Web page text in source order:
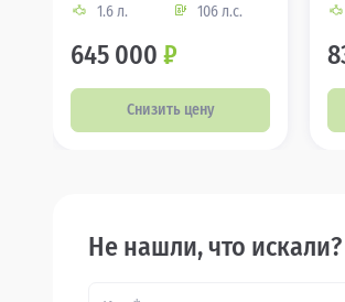
1.6 л.
106 л.с.
645 000 ₽
Снизить цену
Не нашли, что искали?